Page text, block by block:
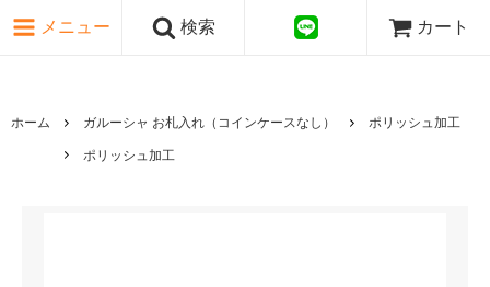
メニュー 検索 カート
ホーム ガルーシャ お札入れ（コインケースなし） ポリッシュ加工
ポリッシュ加工
ピンク・レッド系
ゴールド・シルバー系
国旗シリーズ
日本伝文様シリーズ